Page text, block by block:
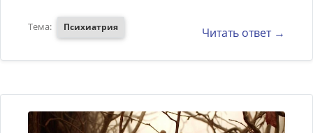
Тема: Психиатрия Читать ответ →